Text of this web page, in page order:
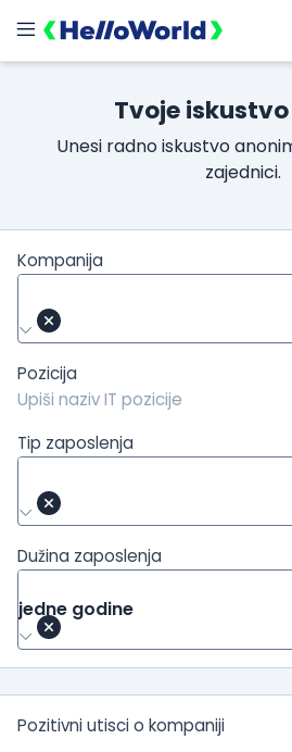
Tvoje
Unesi radno iskustvo
zajednici.
Kompanija
Pozicija
Tip zaposlenja
Dužina zaposlenja
jedne godine
Pozitivni utisci o kompaniji
/kompanije/iskustvo/